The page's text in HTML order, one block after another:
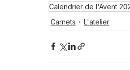
Calendrier de l'Avent
Carnets
L'atelier